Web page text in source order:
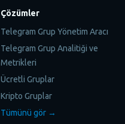
Çözümler
Telegram Grup Yönetim Aracı
Telegram Grup Analitiği ve
Metrikleri
Ücretli Gruplar
Kripto Gruplar
Tümünü gör →